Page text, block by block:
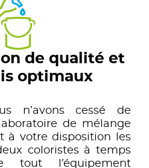
de qualité et
optimaux
n’avons cessé de
de mélange
à votre disposition les
coloristes à temps
l’équipement